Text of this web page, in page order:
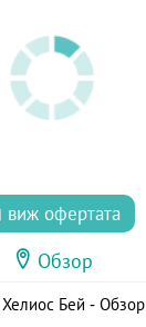
виж офертата
Обзор
Бей - Обзор